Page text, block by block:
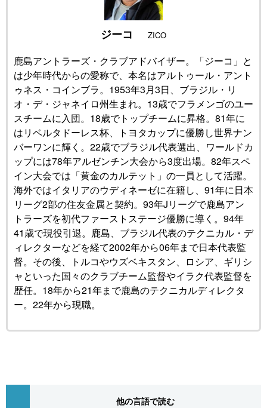
ジーコ ZICO
鹿島アントラーズ・クラブアドバイザー。「ジーコ」と
は少年時代からの愛称で、本名はアルトゥール・アント
ゥネス・コインブラ。1953年3月3日、ブラジル・リ
オ・デ・ジャネイロ州生まれ。13歳でフラメンゴのユー
スチームに入団。18歳でトップチームに昇格。81年に
はリベルタドーレス杯、トヨタカップに優勝し世界ナン
バーワンに輝く。22歳でブラジル代表選出、ワールドカ
ップには78年アルゼンチン大会から3度出場。82年スペ
イン大会では「黄金のカルテット」の一員として活躍。
海外ではイタリアのウディネーゼに在籍し、91年に日本
リーグ2部の住友金属と契約。93年Jリーグで鹿島アン
トラーズを初代ファーストステージ優勝に導く。94年
41歳で現役引退。鹿島、ブラジル代表のテクニカル・デ
ィレクターなどを経て2002年から06年まで日本代表監
督。その後、トルコやウズベキスタン、ロシア、ギリシ
ャといった国々のクラブチーム監督やイラク代表監督を
歴任。18年から21年まで鹿島のテクニカルディレクタ
ー。22年から現職。
他の言語で読む